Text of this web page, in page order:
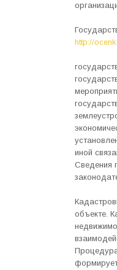
http://
иной
Сведения
объекте.